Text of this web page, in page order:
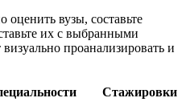
оценить вузы, составьте
их с выбранными
проанализировать и
Стажировки